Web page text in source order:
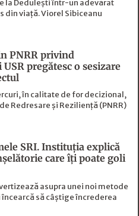
la Dedulești într-un adevărat
din viață. Viorel Sibiceanu
PNRR privind
pregătesc o sesizare
în calitate de for decizional,
Redresare și Reziliență (PNRR)
SRI. Instituția explică
care îți poate goli
asupra unei noi metode
să câștige încrederea